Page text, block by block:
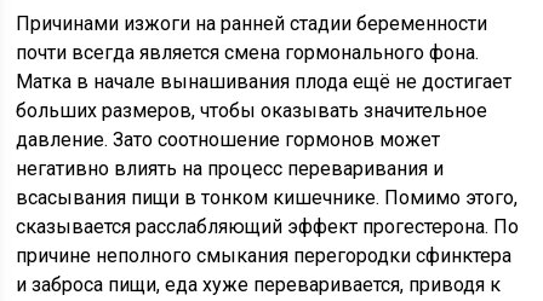
Причинами изжоги на ранней стадии беременности
почти всегда является смена гормонального фона.
Матка в начале вынашивания плода ещё не достигает
больших размеров, чтобы оказывать значительное
давление. Зато соотношение гормонов может
негативно влиять на процесс переваривания и
всасывания пищи в тонком кишечнике. Помимо этого,
сказывается расслабляющий эффект прогестерона. По
причине неполного смыкания перегородки сфинктера
и заброса пищи, еда хуже переваривается, приводя к